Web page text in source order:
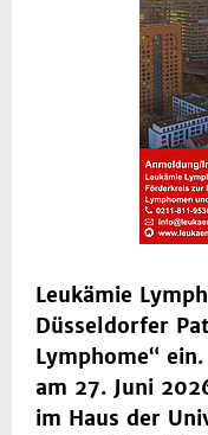
Leukämie
Düsseldorfer
Lymphome“
am 27. Juni
im Haus der